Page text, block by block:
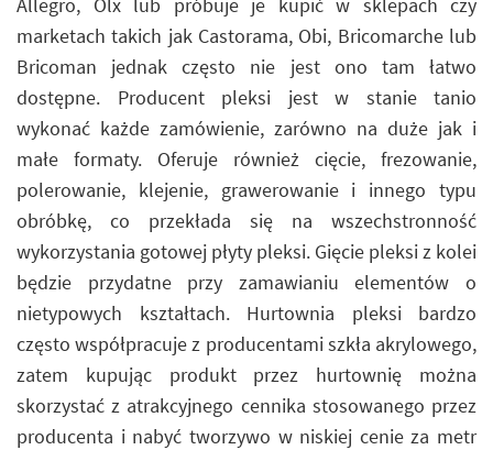
marketach takich jak Castorama, Obi, Bricomarche lub
Bricoman jednak często nie jest ono tam łatwo
dostępne. Producent pleksi jest w stanie tanio
wykonać każde zamówienie, zarówno na duże jak i
małe formaty. Oferuje również cięcie, frezowanie,
polerowanie, klejenie, grawerowanie i innego typu
obróbkę, co przekłada się na wszechstronność
wykorzystania gotowej płyty pleksi. Gięcie pleksi z kolei
będzie przydatne przy zamawianiu elementów o
nietypowych kształtach. Hurtownia pleksi bardzo
często współpracuje z producentami szkła akrylowego,
zatem kupując produkt przez hurtownię można
skorzystać z atrakcyjnego cennika stosowanego przez
producenta i nabyć tworzywo w niskiej cenie za metr